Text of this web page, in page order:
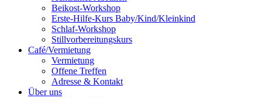
Beikost-Workshop
Erste-Hilfe-Kurs Baby/Kind/Kleinkind
Schlaf-Workshop
Stillvorbereitungskurs
Café/Vermietung
Vermietung
Offene Treffen
Adresse & Kontakt
Über uns